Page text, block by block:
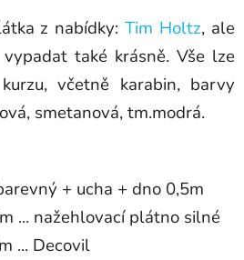
z nabídky:Tim Holtz, ale
také krásně. Vše lze
včetně karabin, barvy
smetanová, tm.modrá.
+ ucha + dno 0,5m
... nažehlovací plátno silné
... Decovil